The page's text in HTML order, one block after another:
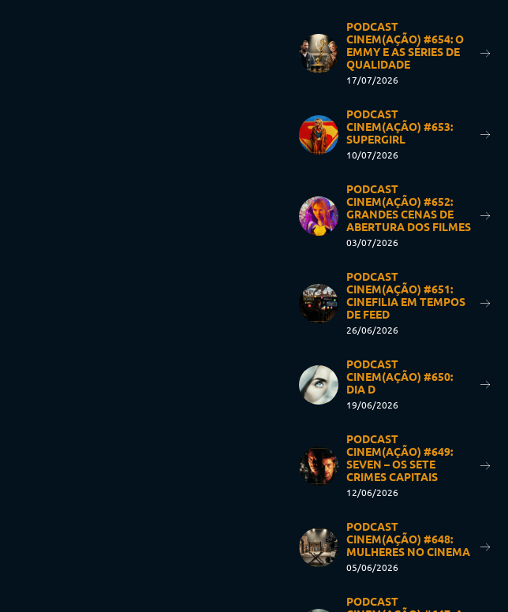
PODCAST
CINEM(AÇÃO) #654: O
EMMY E AS SÉRIES DE
QUALIDADE
17/07/2026
PODCAST
CINEM(AÇÃO) #653:
SUPERGIRL
10/07/2026
PODCAST
CINEM(AÇÃO) #652:
GRANDES CENAS DE
ABERTURA DOS FILMES
03/07/2026
PODCAST
CINEM(AÇÃO) #651:
CINEFILIA EM TEMPOS
DE FEED
26/06/2026
PODCAST
CINEM(AÇÃO) #650:
DIA D
19/06/2026
PODCAST
CINEM(AÇÃO) #649:
SEVEN – OS SETE
CRIMES CAPITAIS
12/06/2026
PODCAST
CINEM(AÇÃO) #648:
MULHERES NO CINEMA
05/06/2026
PODCAST